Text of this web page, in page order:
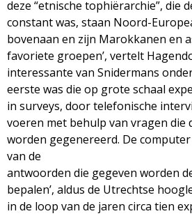
deze “etnische tophiërarchie”, die
constant was, staan Noord-
bovenaan en zijn Marokkanen en
favoriete groepen’, vertelt
interessante van Snidermans
eerste was die op grote schaal
in surveys, door telefonische
voeren met behulp van vragen die
worden gegenereerd. De
van de
antwoorden die gegeven worden
bepalen’, aldus de Utrechtse
in de loop van de jaren circa tien